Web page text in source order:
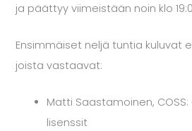
ja päättyy viimeistään noin klo
Ensimmäiset neljä tuntia kuluvat
joista vastaavat:
Matti Saastamoinen,
lisenssit